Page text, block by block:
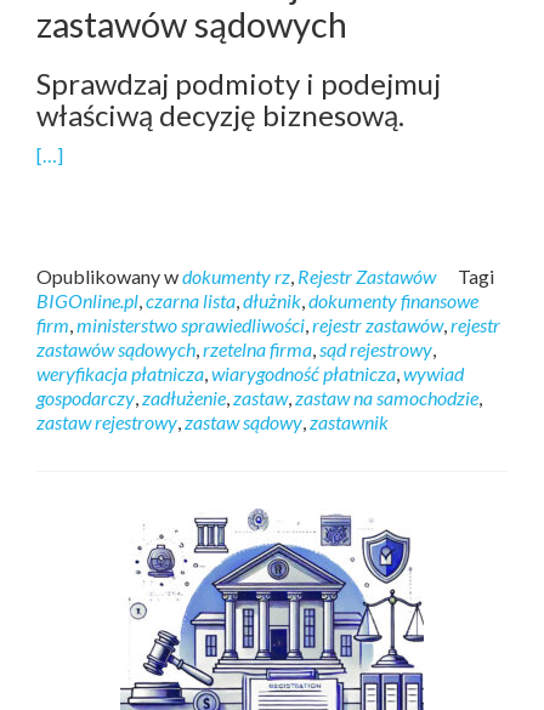
zastawów sądowych
Sprawdzaj podmioty i podejmuj
właściwą decyzję biznesową.
[…]
Opublikowany wdokumenty rz, Rejestr Zastawów
Tagi
BIGOnline.pl,czarna lista,dłużnik,dokumenty finansowe
firm,ministerstwo sprawiedliwości,rejestr zastawów,rejestr
zastawów sądowych,rzetelna firma,sąd rejestrowy,
weryfikacja płatnicza,wiarygodność płatnicza,wywiad
gospodarczy,zadłużenie,zastaw,zastaw na samochodzie,
zastaw rejestrowy,zastaw sądowy,zastawnik